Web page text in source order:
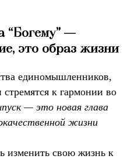
“Богему” —
это образ жизни
единомышленников,
стремятся к гармонии во
— это новая глава
жизни
изменить свою жизнь к